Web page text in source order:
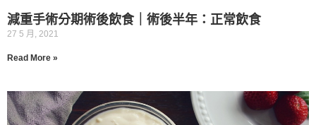
減重手術分期術後飲食｜術後半年：正常飲食
27 5 月, 2021
Read More »